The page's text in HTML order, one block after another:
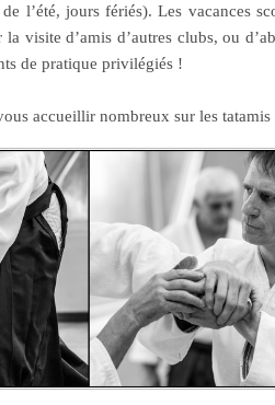
l’été, jours fériés). Les vacances
visite d’amis d’autres clubs, ou
de pratique privilégiés !
accueillir nombreux sur les tatamis